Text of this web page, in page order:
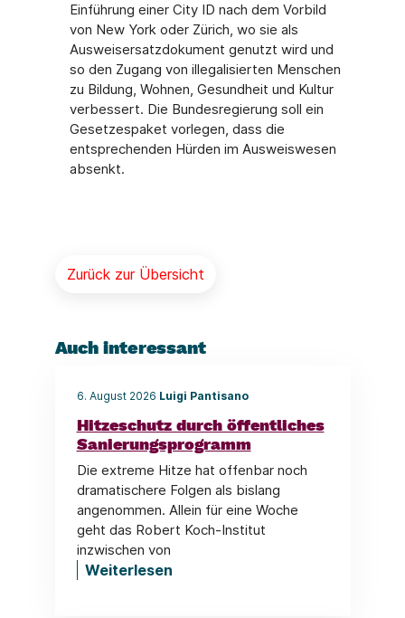
Einführung einer City ID nach dem Vorbild
von New York oder Zürich, wo sie als
Ausweisersatzdokument genutzt wird und
so den Zugang von illegalisierten Menschen
zu Bildung, Wohnen, Gesundheit und Kultur
verbessert. Die Bundesregierung soll ein
Gesetzespaket vorlegen, dass die
entsprechenden Hürden im Ausweiswesen
absenkt.
Zurück zur Übersicht
Auch interessant
6. August 2026 Luigi Pantisano
Hitzeschutz durch öffentliches
Sanierungsprogramm
Die extreme Hitze hat offenbar noch
dramatischere Folgen als bislang
angenommen. Allein für eine Woche
geht das Robert Koch-Institut
inzwischen von
Weiterlesen